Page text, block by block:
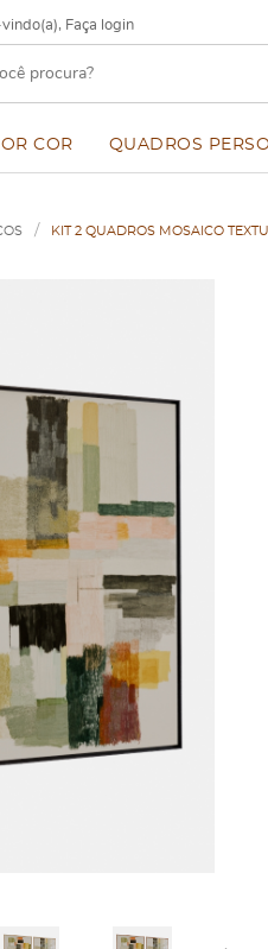
Faça login
COR QUADROS
KIT 2 QUADROS MOSAICO